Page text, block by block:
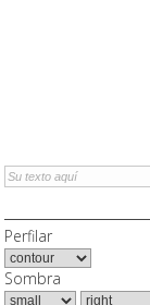
Perfilar
Sombra